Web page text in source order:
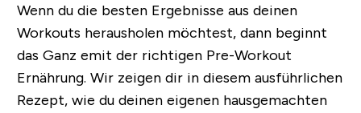
Wenn du die besten Ergebnisse aus deinen
Workouts herausholen möchtest, dann beginnt
das Ganz emit der richtigen Pre-Workout
Ernährung. Wir zeigen dir in diesem ausführlichen
Rezept, wie du deinen eigenen hausgemachten